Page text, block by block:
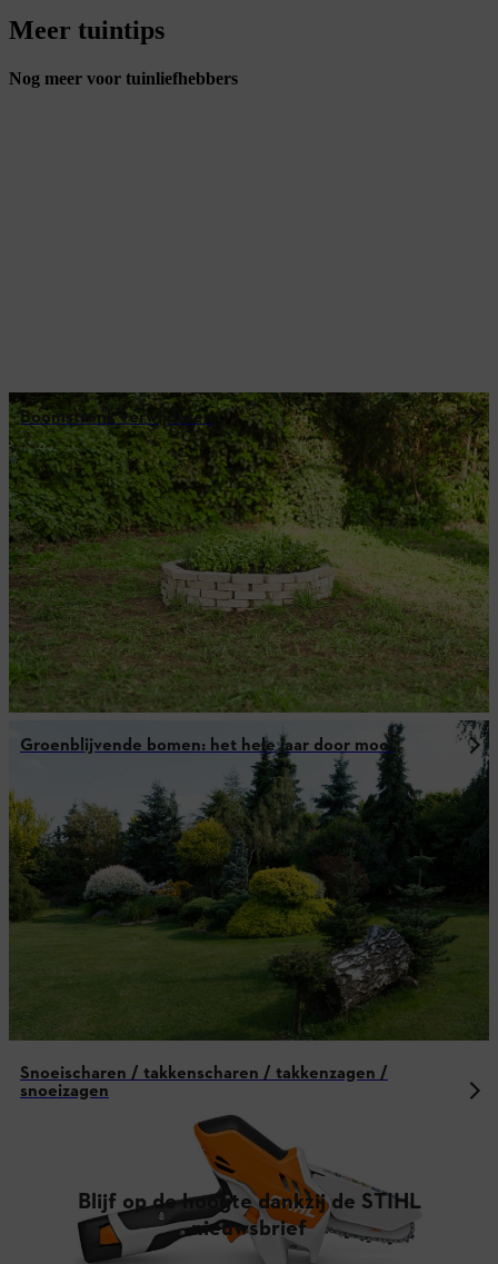
Meer tuintips
Nog meer voor tuinliefhebbers
Boomstronk verwijderen
Groenblijvende bomen: het hele jaar door mooi
Snoeischaren / takkenscharen / takkenzagen /
snoeizagen
Blijf op de hoogte dankzij de STIHL
nieuwsbrief